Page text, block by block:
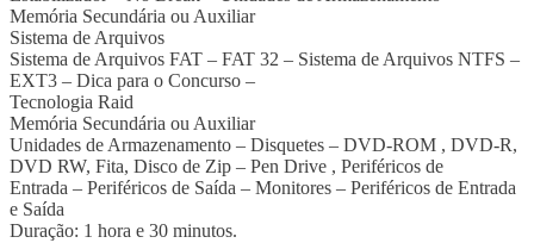
Memória Secundária ou Auxiliar
Sistema de Arquivos
Sistema de Arquivos FAT – FAT 32 – Sistema de Arquivos NTFS –
EXT3 – Dica para o Concurso –
Tecnologia Raid
Memória Secundária ou Auxiliar
Unidades de Armazenamento – Disquetes – DVD-ROM , DVD-R,
DVD RW, Fita, Disco de Zip – Pen Drive , Periféricos de
Entrada – Periféricos de Saída – Monitores – Periféricos de Entrada
e Saída
Duração: 1 hora e 30 minutos.